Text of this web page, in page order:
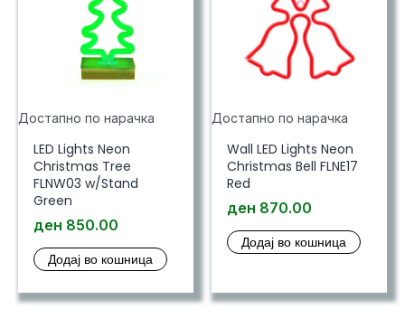
Достапно по нарачка
LED Lights Neon
Christmas Tree
FLNW03 w/Stand
Green
ден 850.00
Додај во кошница
Достапно по нарачка
Wall LED Lights Neon
Christmas Bell FLNE17
Red
ден 870.00
Додај во кошница